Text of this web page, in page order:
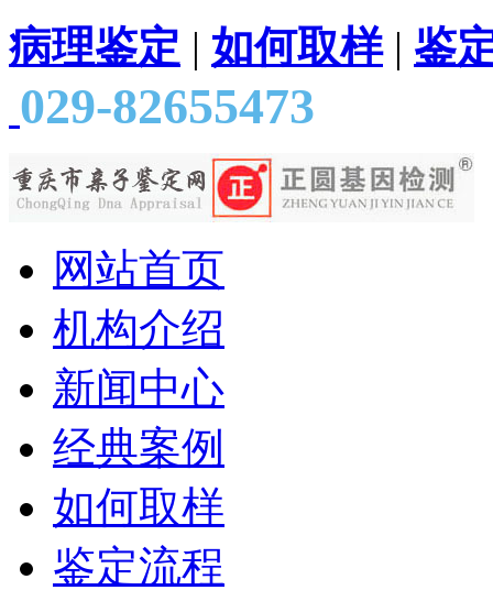
病理鉴定 | 如何取样| 鉴
029-82655473
网站首页
机构介绍
新闻中心
经典案例
如何取样
鉴定流程